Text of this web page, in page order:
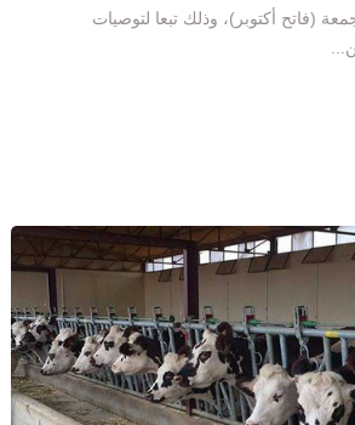
(فاتح أكتوبر)، وذلك تبعا لتوصيات